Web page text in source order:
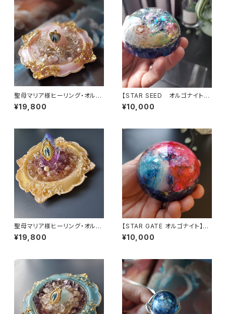
聖母マリア様ヒーリング・オルゴ
ナイト～マリアピンクの光～
¥19,800
【STAR SEED オルゴナイト】
～あなたへのメッセージ付き
¥10,000
聖母マリア様ヒーリング・オルゴ
ナイト～ディヴァインゴールドの
祈り～
¥19,800
【STAR GATE オルゴナイト】あ
なたへのメッセージ付き
¥10,000